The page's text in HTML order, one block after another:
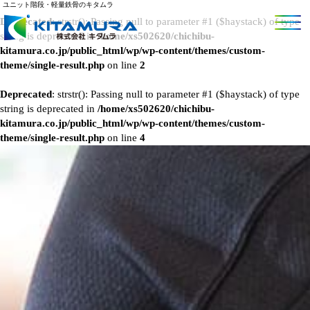
Deprecated: strstr(): Passing null to parameter #1 ($haystack) of type
string is deprecated in/home/xs502620/chichibu-
kitamura.co.jp/public_html/wp/wp-content/themes/custom-
theme/single-result.php on line 2
Deprecated: strstr(): Passing null to parameter #1 ($haystack) of type
string is deprecated in /home/xs502620/chichibu-
kitamura.co.jp/public_html/wp/wp-content/themes/custom-
theme/single-result.php on line 4
ユニット階段・軽量鉄骨のキタムラ